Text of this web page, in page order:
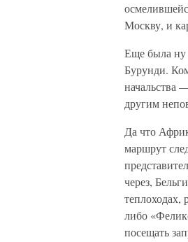
Москву, и
Еще была ну
Бурунди.
начальства
другим
Да что
маршрут
через,
теплоходах,
либо
посещать